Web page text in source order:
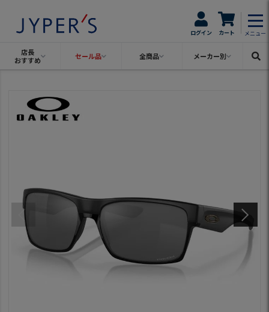
ログイン カート メニュー
店長
おすすめ
セール品 全商品 メーカー別